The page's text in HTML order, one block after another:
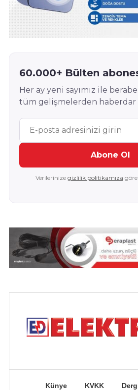
60.000+ Bülten
Her ay yeni sayımız ile
tüm gelişmelerden haberdar
Abone Ol
Verilerinize gizlilik politikamıza
Künye KVKK